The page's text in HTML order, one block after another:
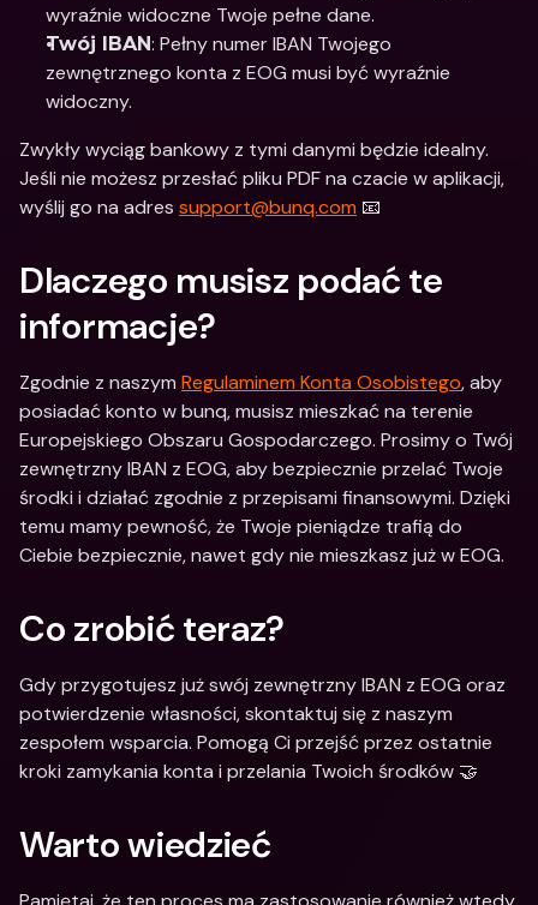
wyraźnie widoczne Twoje pełne dane.
Twój IBAN: Pełny numer IBAN Twojego
zewnętrznego konta z EOG musi być wyraźnie
widoczny.
Zwykły wyciąg bankowy z tymi danymi będzie idealny.
Jeśli nie możesz przesłać pliku PDF na czacie w aplikacji,
wyślij go na adres support@bunq.com 📧
Dlaczego musisz podać te
informacje?
Zgodnie z naszym Regulaminem Konta Osobistego, aby
posiadać konto w bunq, musisz mieszkać na terenie
Europejskiego Obszaru Gospodarczego. Prosimy o Twój
zewnętrzny IBAN z EOG, aby bezpiecznie przelać Twoje
środki i działać zgodnie z przepisami finansowymi. Dzięki
temu mamy pewność, że Twoje pieniądze trafią do
Ciebie bezpiecznie, nawet gdy nie mieszkasz już w EOG.
Co zrobić teraz?
Gdy przygotujesz już swój zewnętrzny IBAN z EOG oraz
potwierdzenie własności, skontaktuj się z naszym
zespołem wsparcia. Pomogą Ci przejść przez ostatnie
kroki zamykania konta i przelania Twoich środków 🤝
Warto wiedzieć